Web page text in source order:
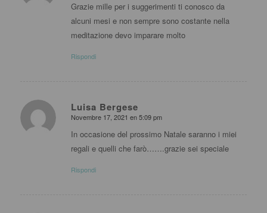
Grazie mille per i suggerimenti ti conosco da
alcuni mesi e non sempre sono costante nella
meditazione devo imparare molto
Rispondi
Luisa Bergese
dice:
Novembre 17, 2021 en 5:09 pm
In occasione del prossimo Natale saranno i miei
regali e quelli che farò…….grazie sei speciale
Rispondi